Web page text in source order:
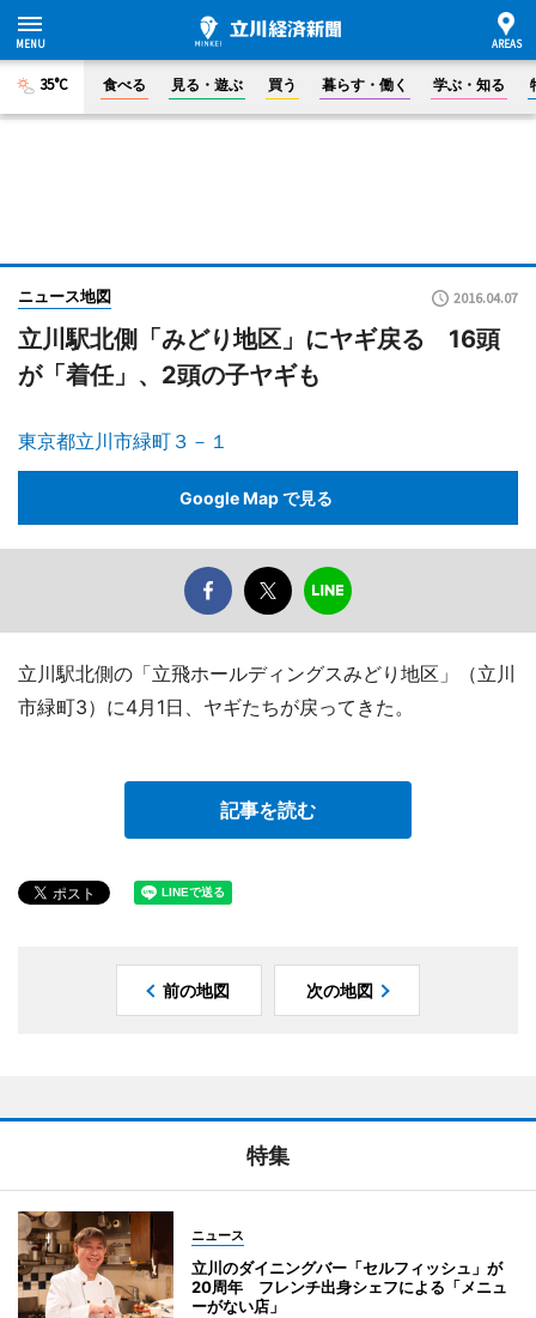
35°C 食べる 見る・遊ぶ 買う 暮らす・働く 学ぶ・知る
ニュース地図 2016.04.07
立川駅北側「みどり地区」にヤギ戻る 16頭
が「着任」、2頭の子ヤギも
東京都立川市緑町３－１
Google Map で見る
立川駅北側の「立飛ホールディングスみどり地区」（立川
市緑町3）に4月1日、ヤギたちが戻ってきた。
記事を読む
前の地図 次の地図
特集
ニュース
立川のダイニングバー「セルフィッシュ」が
20周年 フレンチ出身シェフによる「メニュ
ーがない店」